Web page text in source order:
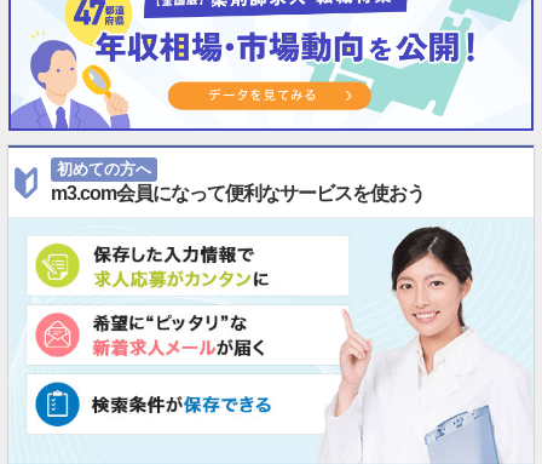
初めての方へ
m3.com会員になって便利なサービスを使おう